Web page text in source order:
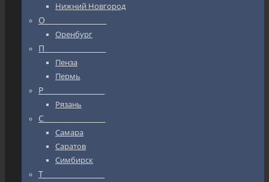
Нижний Новгород
О_________________
Оренбург
П_________________
Пенза
Пермь
Р_________________
Рязань
С_________________
Самара
Саратов
Симбирск
Т_________________